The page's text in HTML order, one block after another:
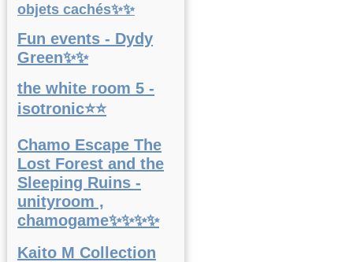
objets cachés✨✨
Fun events - Dydy
Green✨✨
the white room 5 -
isotronic⭐⭐
Chamo Escape The
Lost Forest and the
Sleeping Ruins -
unityroom ,
chamogame✨✨✨✨
Kaito M Collection